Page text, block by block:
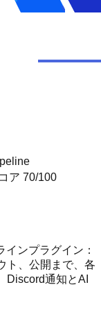
ア 70/100
ンプラグイン：
ト、公開まで、各
Discord通知とAI